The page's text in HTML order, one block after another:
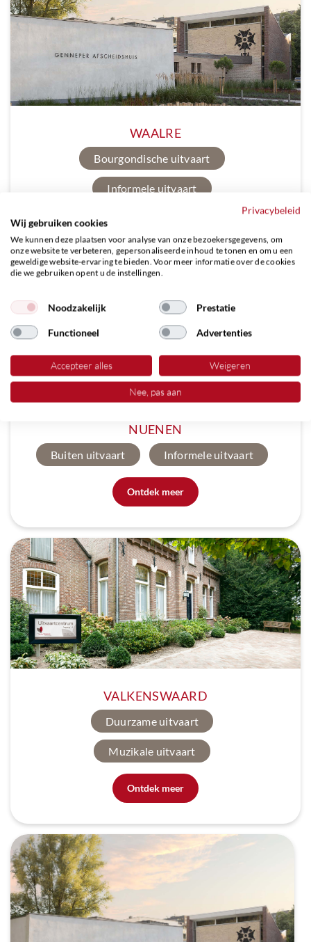
WAALRE
Bourgondische uitvaart
Informele uitvaart
NUENEN
Buiten uitvaart Informele uitvaart
Ontdek meer
VALKENSWAARD
Duurzame uitvaart
Muzikale uitvaart
Ontdek meer
Privacybeleid
Wij gebruiken cookies
We kunnen deze plaatsen voor analyse van onze bezoekersgegevens, om
onze website te verbeteren, gepersonaliseerde inhoud te tonen en om u een
geweldige website-ervaring te bieden. Voor meer informatie over de cookies
die we gebruiken opent u de instellingen.
Noodzakelijk Prestatie
Functioneel Advertenties
Accepteer alles Weigeren
Nee, pas aan